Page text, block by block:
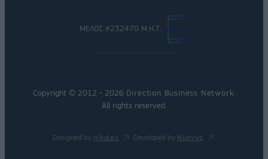
ΜΕΛΟΣ #232470 Μ.Η.Τ.
Copyright © 2012 - 2026 Direction Business Network
All rights reserved.
Designed by nikolas Developed by Nuevvo